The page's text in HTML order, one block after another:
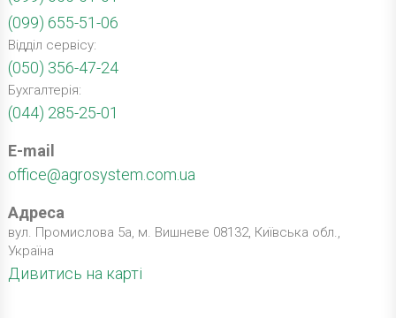
(099) 655-51-06
Відділ сервісу:
(050) 356-47-24
Бухгалтерія:
(044) 285-25-01
E-mail
office@agrosystem.com.ua
Адреса
вул. Промислова 5а, м. Вишневе 08132, Київська обл.,
Україна
Дивитись на карті